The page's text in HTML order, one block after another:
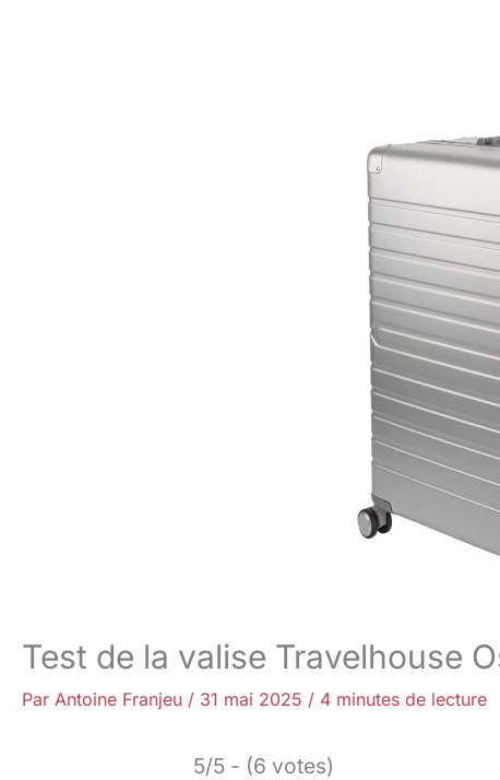
Test de la valise Travelhouse
Par Antoine Franjeu / 31 mai 2025 / 4 minutes de lecture
5/5 - (6 votes)